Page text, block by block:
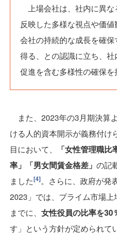
上場会社は、社内に異な
反映した多様な視点や価値
会社の持続的な成長を確
得る、との認識に立ち、
促進を含む多様性の確保を
また、2023年の3月期決算
ける人的資本開示が義務付け
目において、
「女性管理職
率」「男女間賃金格差」 の記
ました[4]。さらに、政府が発
2023」では、プライム市場
までに、 女性役員の比率を30
す」という方針が定められて